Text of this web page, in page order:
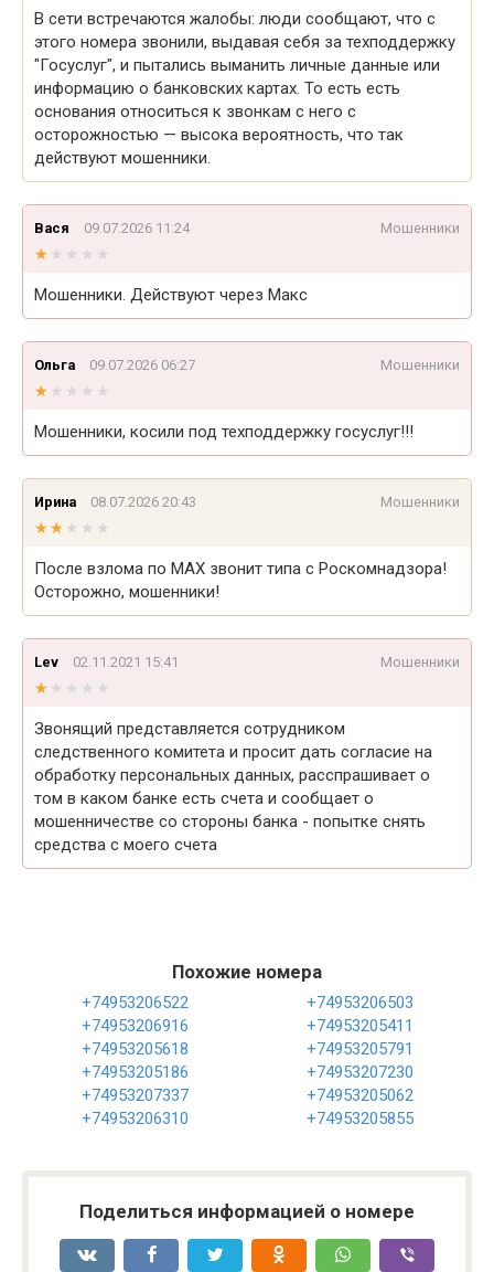
В сети встречаются жалобы: люди сообщают, что с
этого номера звонили, выдавая себя за техподдержку
"Госуслуг", и пытались выманить личные данные или
информацию о банковских картах. То есть есть
основания относиться к звонкам с него с
осторожностью — высока вероятность, что так
действуют мошенники.
Вася 09.07.2026 11:24 Мошенники
★★★★★
★★★★★
Мошенники. Действуют через Макс
Ольга 09.07.2026 06:27 Мошенники
★★★★★
★★★★★
Мошенники, косили под техподдержку госуслуг!!!
Ирина 08.07.2026 20:43 Мошенники
★★★★★
★★★★★
После взлома по МАХ звонит типа с Роскомнадзора!
Осторожно, мошенники!
Lev 02.11.2021 15:41 Мошенники
★★★★★
★★★★★
Звонящий представляется сотрудником
следственного комитета и просит дать согласие на
обработку персональных данных, расспрашивает о
том в каком банке есть счета и сообщает о
мошенничестве со стороны банка - попытке снять
средства с моего счета
Похожие номера
+74953206522
+74953206503
+74953206916
+74953205411
+74953205618
+74953205791
+74953205186
+74953207230
+74953207337
+74953205062
+74953206310
+74953205855
Поделиться информацией о номере